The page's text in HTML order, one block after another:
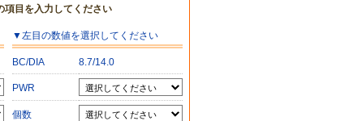
項目を入力してください
▼左目の数値を選択してください
BC/DIA 8.7/14.0
PWR
個数